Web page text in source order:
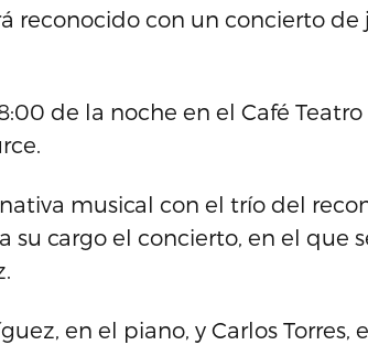
reconocido con un concierto de
de la noche en el Café
musical con el trío del
cargo el concierto, en el que
en el piano, y Carlos Torres,